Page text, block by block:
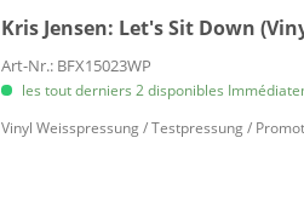
Kris Jensen: Let's Sit Down
Art-Nr.: BFX15023WP
les tout derniers 2 disponibles
Vinyl Weisspressung / Testpressung /